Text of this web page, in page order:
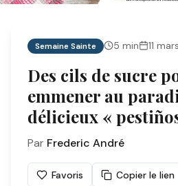
Semaine Sainte 5 min 11
Des cils de sucre
emmener au
délicieux «
Par Frederic André
Favoris Copier le lien